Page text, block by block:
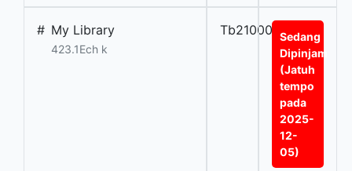
# My Library
423.1Ech k
Tb2100039Kbing
Sedang
Dipinjam
(Jatuh
tempo
pada
2025-
12-
05)